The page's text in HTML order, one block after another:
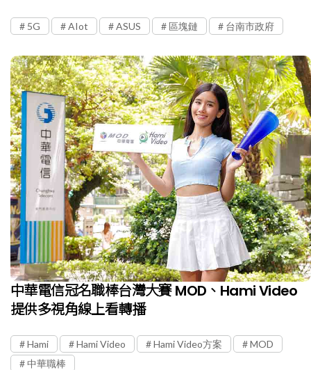
5G AIot ASUS 區塊鏈 台南市政府
中華電信冠名職棒台灣大賽 MOD、Hami Video
提供多視角線上看轉播
Hami Hami Video Hami Video方案
MOD
中華職棒